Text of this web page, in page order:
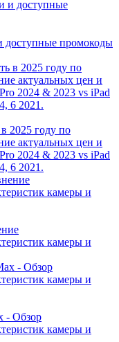
доступные промокоды
2025 году по
актуальных цен и
2024 & 2023 vs iPad
6 2021.
камеры и
- Обзор
камеры и